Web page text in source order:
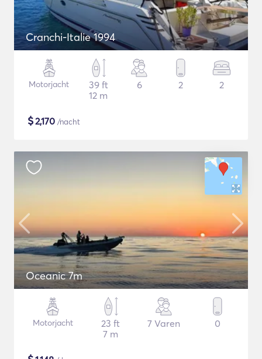
Cranchi-Italie 1994
Motorjacht
39 ft
12 m
6 2 2
$2,170 /nacht
Oceanic 7m
Motorjacht
23 ft
7 m
7 Varen 0